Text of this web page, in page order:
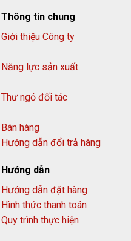
Thông tin chung
Giới thiệu Công ty
Năng lực sản xuất
Thư ngỏ đối tác
Bán hàng
Hướng dẫn đổi trả hàng
Hướng dẫn
Hướng dẫn đặt hàng
Hình thức thanh toán
Quy trình thực hiện